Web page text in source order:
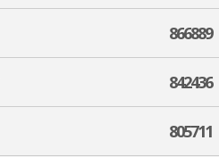
866889
842436
805711